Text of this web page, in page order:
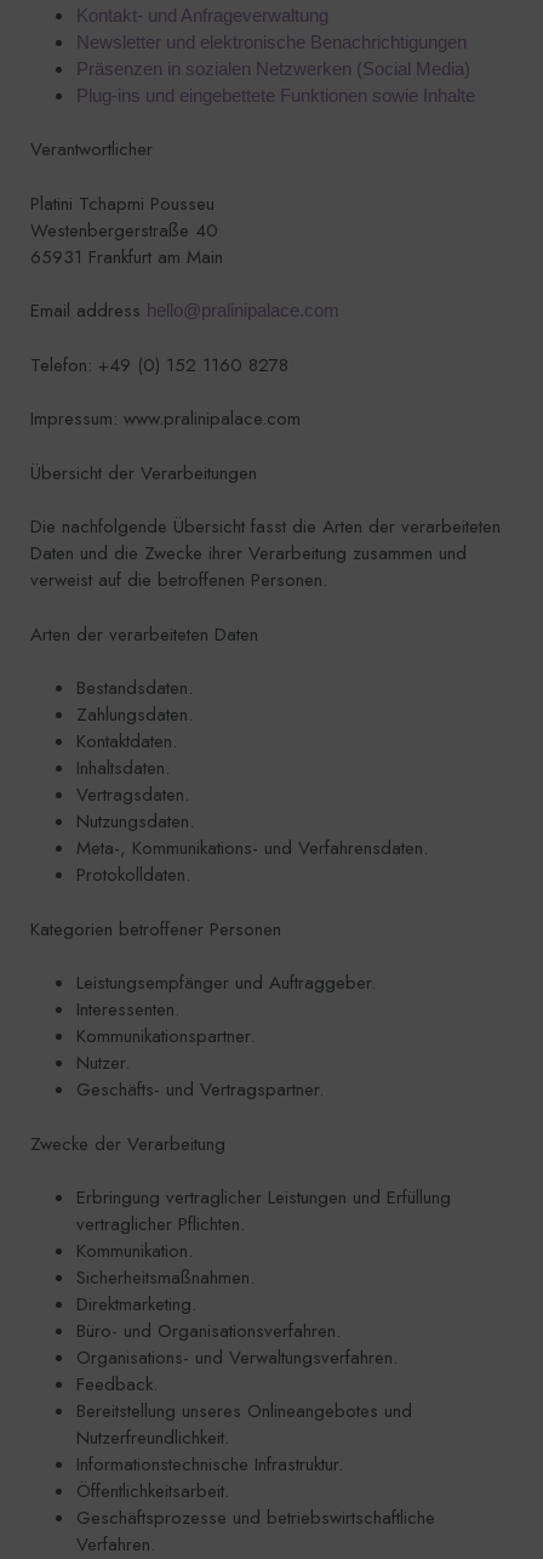
Kontakt- und Anfrageverwaltung
Newsletter und elektronische Benachrichtigungen
Präsenzen in sozialen Netzwerken (Social Media)
Plug-ins und eingebettete Funktionen sowie Inhalte
Verantwortlicher
Platini Tchapmi Pousseu
Westenbergerstraße 40
65931 Frankfurt am Main
Email address hello@pralinipalace.com
Telefon: +49 (0) 152 1160 8278
Impressum: www.pralinipalace.com
Übersicht der Verarbeitungen
Die nachfolgende Übersicht fasst die Arten der verarbeiteten
Daten und die Zwecke ihrer Verarbeitung zusammen und
verweist auf die betroffenen Personen.
Arten der verarbeiteten Daten
Bestandsdaten.
Zahlungsdaten.
Kontaktdaten.
Inhaltsdaten.
Vertragsdaten.
Nutzungsdaten.
Meta-, Kommunikations- und Verfahrensdaten.
Protokolldaten.
Kategorien betroffener Personen
Leistungsempfänger und Auftraggeber.
Interessenten.
Kommunikationspartner.
Nutzer.
Geschäfts- und Vertragspartner.
Zwecke der Verarbeitung
Erbringung vertraglicher Leistungen und Erfüllung
vertraglicher Pflichten.
Kommunikation.
Sicherheitsmaßnahmen.
Direktmarketing.
Büro- und Organisationsverfahren.
Organisations- und Verwaltungsverfahren.
Feedback.
Bereitstellung unseres Onlineangebotes und
Nutzerfreundlichkeit.
Informationstechnische Infrastruktur.
Öffentlichkeitsarbeit.
Geschäftsprozesse und betriebswirtschaftliche
Verfahren.